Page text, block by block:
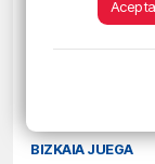
BIZKAIA JUEGA